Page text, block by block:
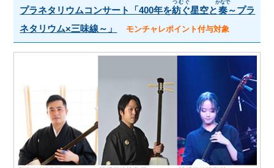
プラネタリウムコンサート「400年を紡ぐ
つむぐ
星空と奏
かなで
～プラ
ネタリウム×三味線～」
モンチャレポイント付与対象